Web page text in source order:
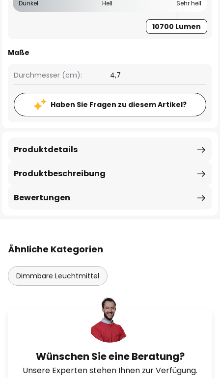
Dunkel Hell Sehr hell
10700 Lumen
Maße
Durchmesser (cm): 4,7
Haben Sie Fragen zu diesem Artikel?
Produktbeschreibung
Produktdetails
Bewertungen
Ähnliche Kategorien
Dimmbare Leuchtmittel
Wünschen Sie eine Beratung?
Unsere Experten stehen Ihnen zur Verfügung.